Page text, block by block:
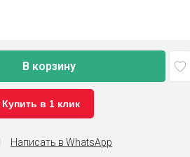
В корзину
Купить в 1 клик
Написать в WhatsApp